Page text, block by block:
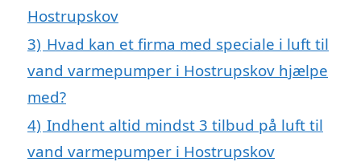
Hostrupskov
3) Hvad kan et firma med speciale i luft til
vand varmepumper i Hostrupskov hjælpe
med?
4) Indhent altid mindst 3 tilbud på luft til
vand varmepumper i Hostrupskov